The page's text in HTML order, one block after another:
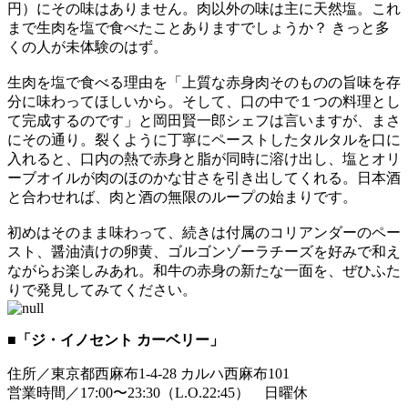
円）にその味はありません。肉以外の味は主に天然塩。これ
まで生肉を塩で食べたことありますでしょうか？ きっと多
くの人が未体験のはず。
生肉を塩で食べる理由を「上質な赤身肉そのものの旨味を存
分に味わってほしいから。そして、口の中で１つの料理とし
て完成するのです」と岡田賢一郎シェフは言いますが、まさ
にその通り。裂くように丁寧にペーストしたタルタルを口に
入れると、口内の熱で赤身と脂が同時に溶け出し、塩とオリ
ーブオイルが肉のほのかな甘さを引き出してくれる。日本酒
と合わせれば、肉と酒の無限のループの始まりです。
初めはそのまま味わって、続きは付属のコリアンダーのペー
スト、醤油漬けの卵黄、ゴルゴンゾーラチーズを好みで和え
ながらお楽しみあれ。和牛の赤身の新たな一面を、ぜひふた
りで発見してみてください。
■「ジ・イノセント カーベリー」
住所／東京都西麻布1-4-28 カルハ西麻布101
営業時間／17:00〜23:30（L.O.22:45） 日曜休